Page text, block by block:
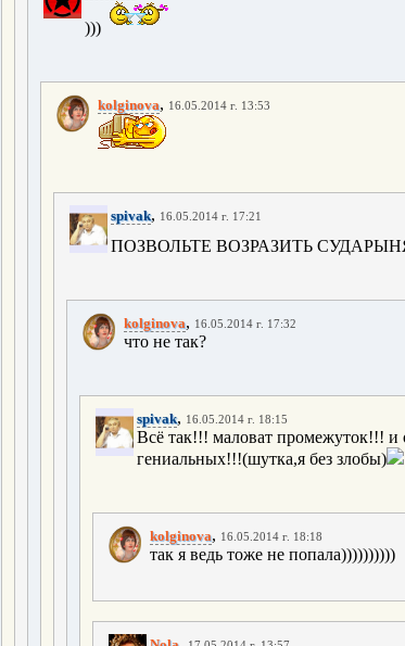
)))
kolginova, 16.05.2014 г. 13:53
spivak, 16.05.2014 г. 17:21
ПОЗВОЛЬТЕ ВОЗРАЗИТЬ
kolginova, 16.05.2014 г. 17:32
что не так?
spivak, 16.05.2014 г. 18:15
Всё так!!! маловат промежуток!!! и
гениальных!!!(шутка,я без злобы)
kolginova, 16.05.2014 г. 18:18
так я ведь тоже не попала))))))))))